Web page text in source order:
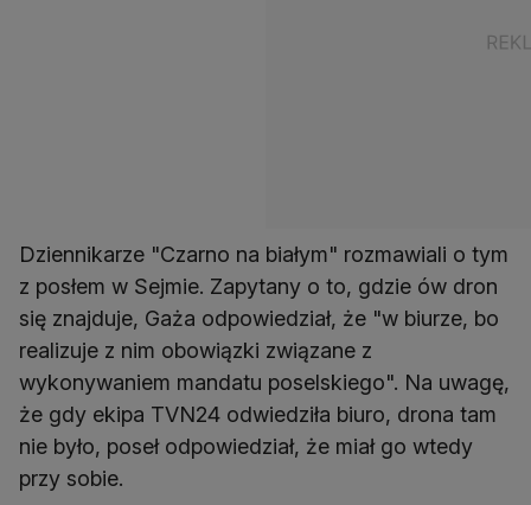
Dziennikarze "Czarno na białym" rozmawiali o tym
z posłem w Sejmie. Zapytany o to, gdzie ów dron
się znajduje, Gaża odpowiedział, że "w biurze, bo
realizuje z nim obowiązki związane z
wykonywaniem mandatu poselskiego". Na uwagę,
że gdy ekipa TVN24 odwiedziła biuro, drona tam
nie było, poseł odpowiedział, że miał go wtedy
przy sobie.